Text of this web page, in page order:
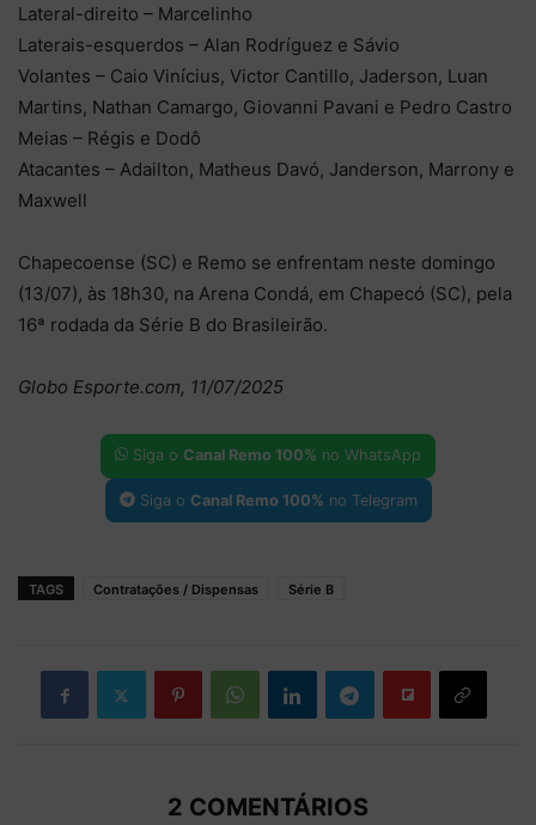
Lateral-direito – Marcelinho
Laterais-esquerdos – Alan Rodríguez e Sávio
Volantes – Caio Vinícius, Victor Cantillo, Jaderson, Luan
Martins, Nathan Camargo, Giovanni Pavani e Pedro Castro
Meias – Régis e Dodô
Atacantes – Adailton, Matheus Davó, Janderson, Marrony e
Maxwell
Chapecoense (SC) e Remo se enfrentam neste domingo
(13/07), às 18h30, na Arena Condá, em Chapecó (SC), pela
16ª rodada da Série B do Brasileirão.
Globo Esporte.com, 11/07/2025
Siga o Canal Remo 100% no WhatsApp
Siga o Canal Remo 100% no Telegram
TAGS Contratações / Dispensas Série B
2 COMENTÁRIOS